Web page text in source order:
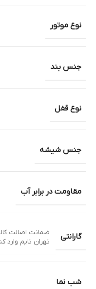
نوع موتور
جنس بند
نوع قفل
جنس شیشه
مقاومت در برابر آب
گارانتی
ضمانت اصالت
تهران تایم وارد
شب نما